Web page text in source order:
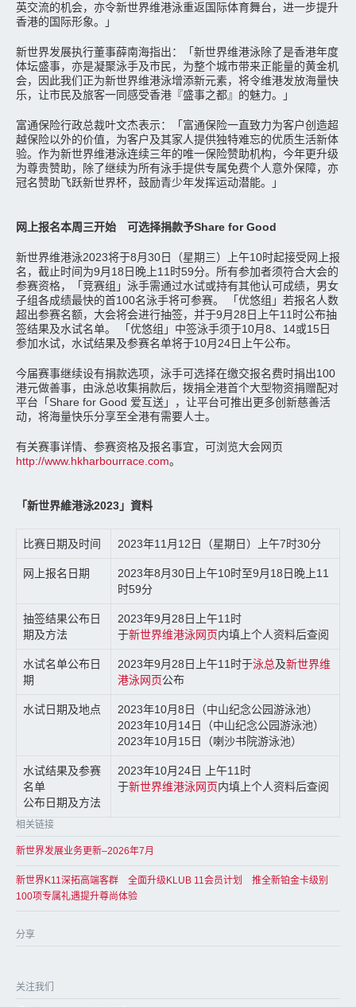
英交流的机会，亦令新世界维港泳重返国际体育舞台，进一步提升
香港的国际形象。」
新世界发展执行董事薛南海指出：「新世界维港泳除了是香港年度
体坛盛事，亦是凝聚泳手及市民，为整个城市带来正能量的黄金机
会，因此我们正为新世界维港泳增添新元素，将令维港发放海量快
乐，让市民及旅客一同感受香港『盛事之都』的魅力。」
富通保险行政总裁叶文杰表示：「富通保险一直致力为客户创造超
越保险以外的价值，为客户及其家人提供独特难忘的优质生活新体
验。作为新世界维港泳连续三年的唯一保险赞助机构，今年更升级
为尊贵赞助，除了继续为所有泳手提供专属免费个人意外保障，亦
冠名赞助飞跃新世界杯，鼓励青少年发挥运动潜能。」
网上报名本周三开始 可选择捐款予Share for Good
新世界维港泳2023将于8月30日（星期三）上午10时起接受网上报
名，截止时间为9月18日晚上11时59分。所有参加者须符合大会的
参赛资格，「竞赛组」泳手需通过水试或持有其他认可成绩，男女
子组各成绩最快的首100名泳手将可参赛。 「优悠组」若报名人数
超出参赛名额，大会将会进行抽签，并于9月28日上午11时公布抽
签结果及水试名单。 「优悠组」中签泳手须于10月8、14或15日
参加水试，水试结果及参赛名单将于10月24日上午公布。
今届赛事继续设有捐款选项，泳手可选择在缴交报名费时捐出100
港元做善事，由泳总收集捐款后，拨捐全港首个大型物资捐赠配对
平台「Share for Good 爱互送」，让平台可推出更多创新慈善活
动，将海量快乐分享至全港有需要人士。
有关赛事详情、参赛资格及报名事宜，可浏览大会网页
http://www.hkharbourrace.com。
「新世界維港泳2023」資料
比赛日期及时间 2023年11月12日（星期日）上午7时30分
网上报名日期
2023年8月30日上午10时至9月18日晚上11
时59分
抽签结果公布日
期及方法
2023年9月28日上午11时
于新世界维港泳网页内填上个人资料后查阅
水试名单公布日
期
2023年9月28日上午11时于泳总及新世界维
港泳网页公布
水试日期及地点
2023年10月8日（中山纪念公园游泳池）
2023年10月14日（中山纪念公园游泳池）
2023年10月15日（喇沙书院游泳池）
水试结果及参赛
名单
公布日期及方法
2023年10月24日 上午11时
于新世界维港泳网页内填上个人资料后查阅
相关链接
新世界发展业务更新–2026年7月
新世界K11深拓高端客群 全面升级KLUB 11会员计划 推全新铂金卡级别
100项专属礼遇提升尊尚体验
分享
关注我们